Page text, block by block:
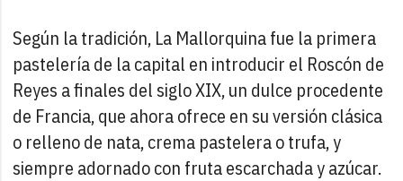
Según la tradición, La Mallorquina fue la primera
pastelería de la capital en introducir el Roscón de
Reyes a finales del siglo XIX, un dulce procedente
de Francia, que ahora ofrece en su versión clásica
o relleno de nata, crema pastelera o trufa, y
siempre adornado con fruta escarchada y azúcar.